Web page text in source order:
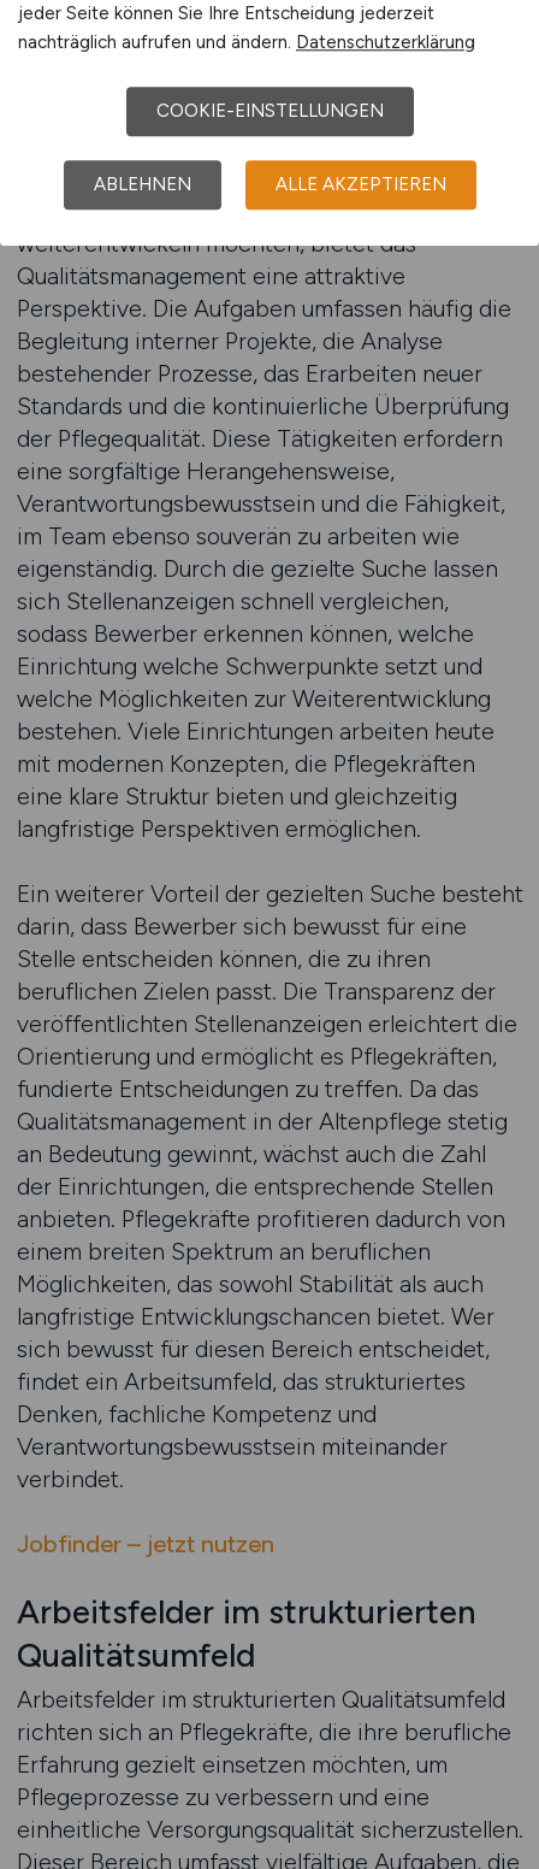
an strukturierten Aufgaben mitbringen. Auf dem
Jobportal Nr. 1 für Altenpflege-Jobs finden
Bewerber eine zentrale Plattform, auf der alle
relevanten Stellenanzeigen veröffentlicht
werden und eine gezielte Suche möglich ist.
Für Pflegekräfte, die sich beruflich
weiterentwickeln möchten, bietet das
Qualitätsmanagement eine attraktive
Perspektive. Die Aufgaben umfassen häufig die
Begleitung interner Projekte, die Analyse
bestehender Prozesse, das Erarbeiten neuer
Standards und die kontinuierliche Überprüfung
der Pflegequalität. Diese Tätigkeiten erfordern
eine sorgfältige Herangehensweise,
Verantwortungsbewusstsein und die Fähigkeit,
im Team ebenso souverän zu arbeiten wie
eigenständig. Durch die gezielte Suche lassen
sich Stellenanzeigen schnell vergleichen,
sodass Bewerber erkennen können, welche
Einrichtung welche Schwerpunkte setzt und
welche Möglichkeiten zur Weiterentwicklung
bestehen. Viele Einrichtungen arbeiten heute
mit modernen Konzepten, die Pflegekräften
eine klare Struktur bieten und gleichzeitig
langfristige Perspektiven ermöglichen.
Ein weiterer Vorteil der gezielten Suche besteht
darin, dass Bewerber sich bewusst für eine
Stelle entscheiden können, die zu ihren
beruflichen Zielen passt. Die Transparenz der
veröffentlichten Stellenanzeigen erleichtert die
Orientierung und ermöglicht es Pflegekräften,
fundierte Entscheidungen zu treffen. Da das
Qualitätsmanagement in der Altenpflege stetig
an Bedeutung gewinnt, wächst auch die Zahl
der Einrichtungen, die entsprechende Stellen
anbieten. Pflegekräfte profitieren dadurch von
einem breiten Spektrum an beruflichen
Möglichkeiten, das sowohl Stabilität als auch
langfristige Entwicklungschancen bietet. Wer
sich bewusst für diesen Bereich entscheidet,
findet ein Arbeitsumfeld, das strukturiertes
Denken, fachliche Kompetenz und
Verantwortungsbewusstsein miteinander
verbindet.
Jobfinder – jetzt nutzen
Arbeitsfelder im strukturierten
Qualitätsumfeld
Arbeitsfelder im strukturierten Qualitätsumfeld
richten sich an Pflegekräfte, die ihre berufliche
Erfahrung gezielt einsetzen möchten, um
Pflegeprozesse zu verbessern und eine
einheitliche Versorgungsqualität sicherzustellen.
Dieser Bereich umfasst vielfältige Aufgaben, die
jeder Seite können Sie Ihre Entscheidung jederzeit
nachträglich aufrufen und ändern. Datenschutzerklärung
COOKIE-EINSTELLUNGEN
ABLEHNEN ALLE AKZEPTIEREN